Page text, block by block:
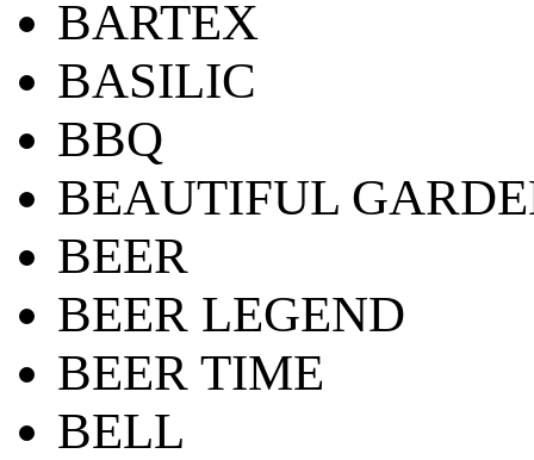
BARTEX
BASILIC
BBQ
BEAUTIFUL
BEER
BEER LEGEND
BEER TIME
BELL